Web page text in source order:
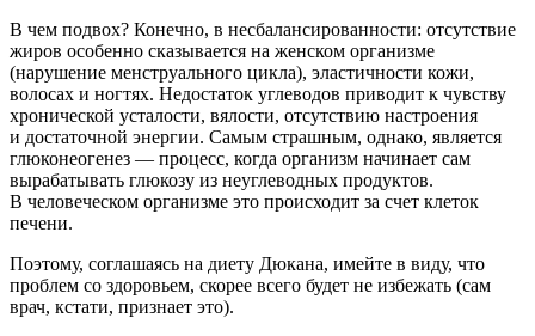
В чем подвох? Конечно, в несбалансированности: отсутствие
жиров особенно сказывается на женском организме
(нарушение менструального цикла), эластичности кожи,
волосах и ногтях. Недостаток углеводов приводит к чувству
хронической усталости, вялости, отсутствию настроения
и достаточной энергии. Самым страшным, однако, является
глюконеогенез — процесс, когда организм начинает сам
вырабатывать глюкозу из неуглеводных продуктов.
В человеческом организме это происходит за счет клеток
печени.
Поэтому, соглашаясь на диету Дюкана, имейте в виду, что
проблем со здоровьем, скорее всего будет не избежать (сам
врач, кстати, признает это).